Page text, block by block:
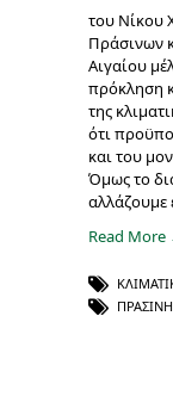
του Νίκου
Πράσινων
Αιγαίου
πρόκληση
της
ότι
και του
Όμως το
αλλάζουμε
Read More